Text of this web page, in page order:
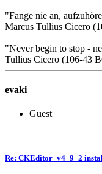
"Fange nie an,
Marcus Tullius Cicero
"Never begin to stop -
Tullius Cicero (106-43
evaki
Guest
Re: CKEditor_v4_9_2